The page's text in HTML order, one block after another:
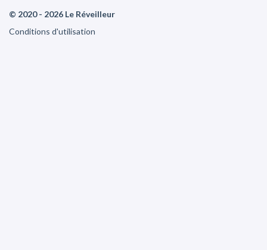
© 2020 - 2026 Le Réveilleur
Conditions d'utilisation